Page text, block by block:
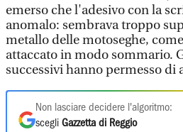
emerso che l'adesivo con la
anomalo: sembrava troppo
metallo delle motoseghe,
attaccato in modo sommario.
successivi hanno permesso di
Non lasciare decidere l'algoritmo:
scegli Gazzetta di Reggio